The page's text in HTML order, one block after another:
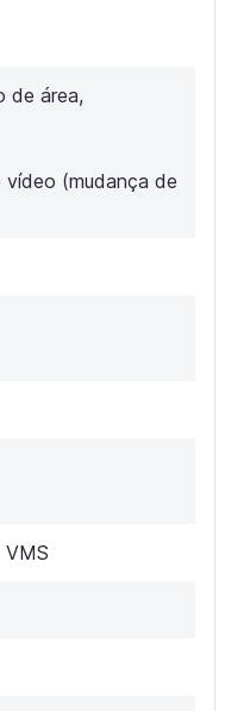
de área,
(mudança de
VMS